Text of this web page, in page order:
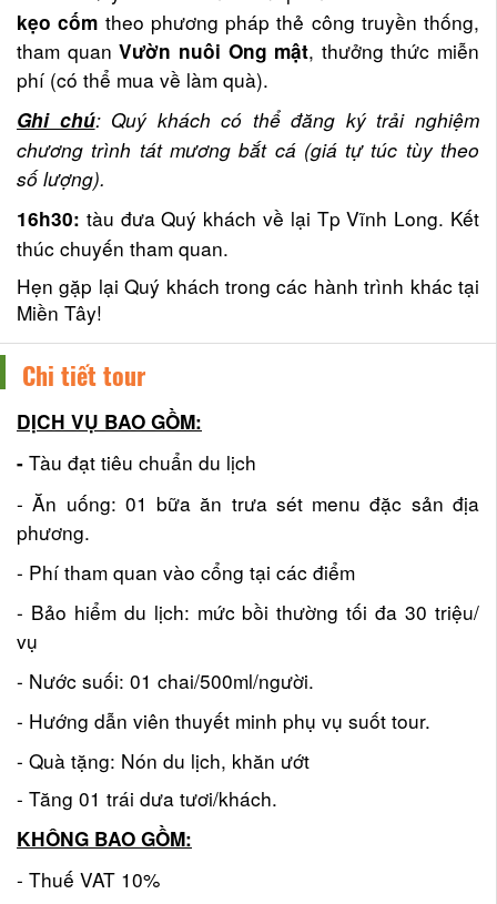
kẹo cốm theo phương pháp thẻ công truyền thống,
tham quanVườn nuôi Ong mật, thưởng thức miễn
phí (có thể mua về làm quà).
Ghi chú: Quý khách có thể đăng ký trải nghiệm
chương trình tát mương bắt cá (giá tự túc tùy theo
số lượng).
16h30: tàu đưa Quý khách về lại Tp Vĩnh Long. Kết
thúc chuyến tham quan.
Hẹn gặp lại Quý khách trong các hành trình khác tại
Miền Tây!
Chi tiết tour
DỊCH VỤ BAO GỒM:
- Tàu đạt tiêu chuẩn du lịch
- Ăn uống: 01 bữa ăn trưa sét menu đặc sản địa
phương.
- Phí tham quan vào cổng tại các điểm
- Bảo hiểm du lịch: mức bồi thường tối đa 30 triệu/
vụ
- Nước suối: 01 chai/500ml/người.
- Hướng dẫn viên thuyết minh phụ vụ suốt tour.
- Quà tặng: Nón du lịch, khăn ướt
- Tăng 01 trái dưa tươi/khách.
KHÔNG BAO GỒM:
- Thuế VAT 10%